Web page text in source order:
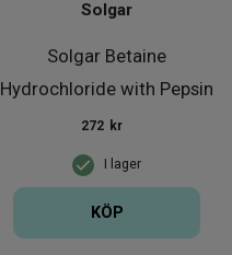
Solgar Betaine
Hydrochloride with Pepsin
100 tabl
Solgar
I lager
272 kr
KÖP